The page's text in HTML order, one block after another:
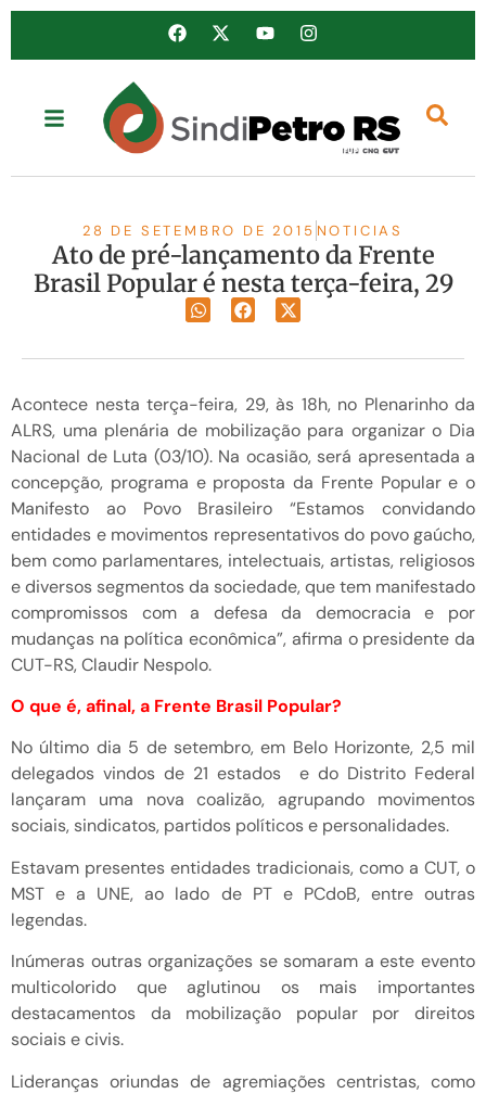
28 DE SETEMBRO DE 2015 NOTICIAS
Ato de pré-lançamento da Frente
Brasil Popular é nesta terça-feira, 29
Acontece nesta terça-feira, 29, às 18h, no Plenarinho da
ALRS, uma plenária de mobilização para organizar o Dia
Nacional de Luta (03/10). Na ocasião, será apresentada a
concepção, programa e proposta da Frente Popular e o
Manifesto ao Povo Brasileiro “Estamos convidando
entidades e movimentos representativos do povo gaúcho,
bem como parlamentares, intelectuais, artistas, religiosos
e diversos segmentos da sociedade, que tem manifestado
compromissos com a defesa da democracia e por
mudanças na política econômica”, afirma o presidente da
CUT-RS, Claudir Nespolo.
O que é, afinal, a Frente Brasil Popular?
No último dia 5 de setembro, em Belo Horizonte, 2,5 mil
delegados vindos de 21 estados e do Distrito Federal
lançaram uma nova coalizão, agrupando movimentos
sociais, sindicatos, partidos políticos e personalidades.
Estavam presentes entidades tradicionais, como a CUT, o
MST e a UNE, ao lado de PT e PCdoB, entre outras
legendas.
Inúmeras outras organizações se somaram a este evento
multicolorido que aglutinou os mais importantes
destacamentos da mobilização popular por direitos
sociais e civis.
Lideranças oriundas de agremiações centristas, como